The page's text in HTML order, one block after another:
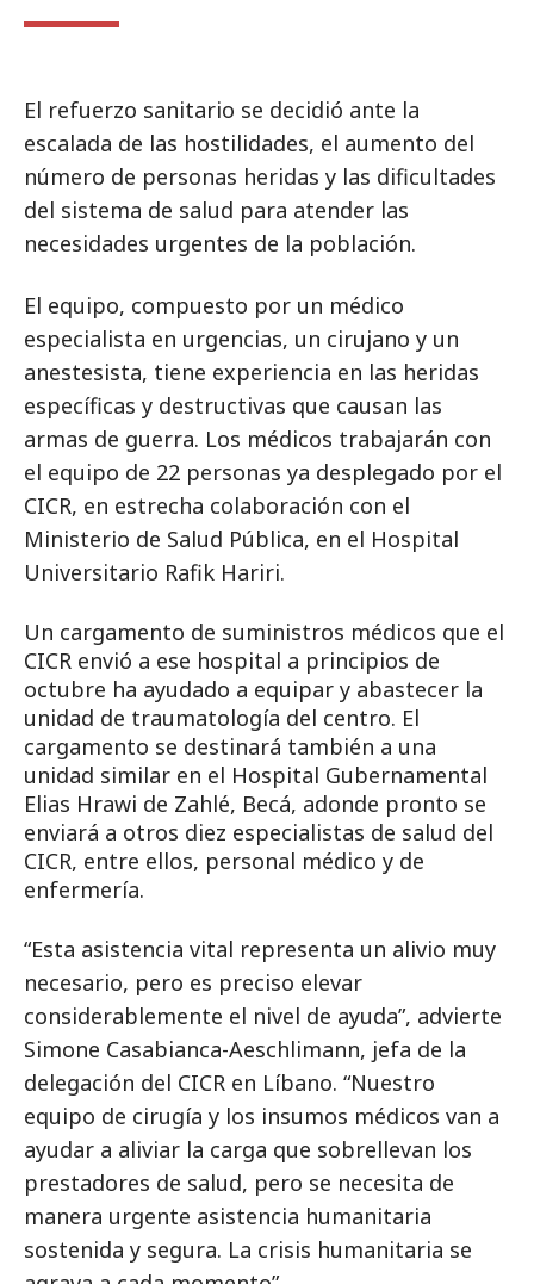
El refuerzo sanitario se decidió ante la
escalada de las hostilidades, el aumento del
número de personas heridas y las dificultades
del sistema de salud para atender las
necesidades urgentes de la población.
El equipo, compuesto por un médico
especialista en urgencias, un cirujano y un
anestesista, tiene experiencia en las heridas
específicas y destructivas que causan las
armas de guerra. Los médicos trabajarán con
el equipo de 22 personas ya desplegado por el
CICR, en estrecha colaboración con el
Ministerio de Salud Pública, en el Hospital
Universitario Rafik Hariri.
Un cargamento de suministros médicos que el
CICR envió a ese hospital a principios de
octubre ha ayudado a equipar y abastecer la
unidad de traumatología del centro. El
cargamento se destinará también a una
unidad similar en el Hospital Gubernamental
Elias Hrawi de Zahlé, Becá, adonde pronto se
enviará a otros diez especialistas de salud del
CICR, entre ellos, personal médico y de
enfermería.
“Esta asistencia vital representa un alivio muy
necesario, pero es preciso elevar
considerablemente el nivel de ayuda”, advierte
Simone Casabianca-Aeschlimann, jefa de la
delegación del CICR en Líbano. “Nuestro
equipo de cirugía y los insumos médicos van a
ayudar a aliviar la carga que sobrellevan los
prestadores de salud, pero se necesita de
manera urgente asistencia humanitaria
sostenida y segura. La crisis humanitaria se